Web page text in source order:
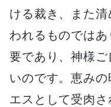
ける裁き、また
われるものでは
要であり、神様
いのです。恵み
エスとして受肉